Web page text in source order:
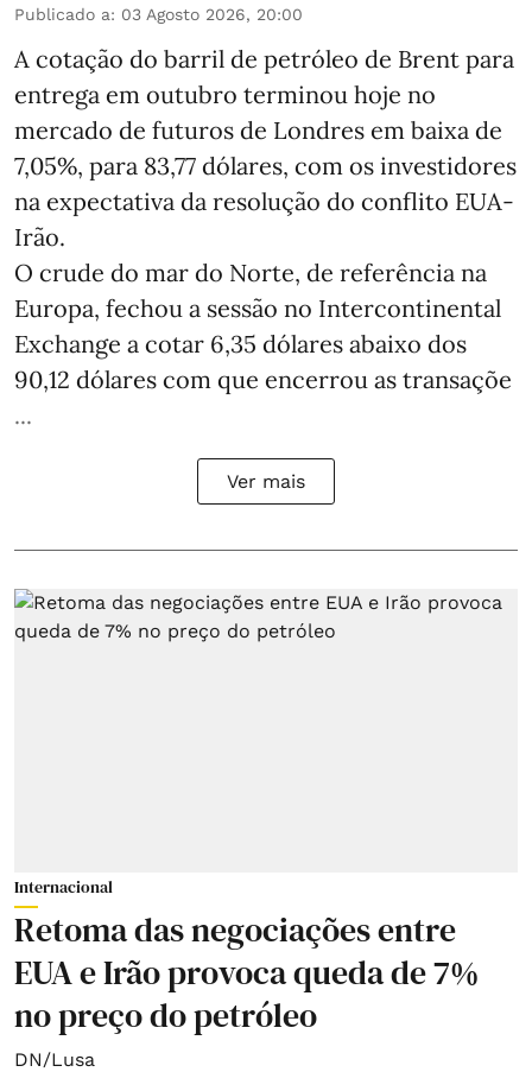
Publicado a: 03 Agosto 2026, 20:00
A cotação do barril de petróleo de Brent para
entrega em outubro terminou hoje no
mercado de futuros de Londres em baixa de
7,05%, para 83,77 dólares, com os investidores
na expectativa da resolução do conflito EUA-
Irão.
O crude do mar do Norte, de referência na
Europa, fechou a sessão no Intercontinental
Exchange a cotar 6,35 dólares abaixo dos
90,12 dólares com que encerrou as transaçõe
...
Ver mais
Internacional
Retoma das negociações entre
EUA e Irão provoca queda de 7%
no preço do petróleo
DN/Lusa